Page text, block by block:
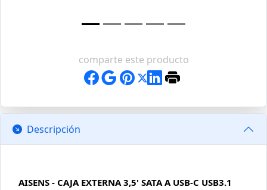
comparte este producto
Descripción
AISENS - CAJA EXTERNA 3,5' SATA A USB-C USB3.1